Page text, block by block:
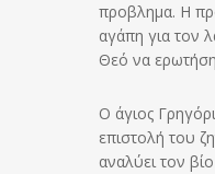
προβλημα. Η
αγάπη για τον
Θεό να
Ο άγιος
επιστολή του
αναλύει τον